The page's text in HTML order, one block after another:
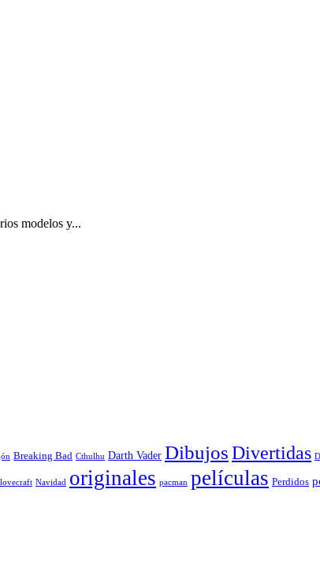
modelos y...
Breaking Bad Cthulhu Darth Vader DibujosDivertidas
lovecraft Navidad originales pacman películas Perdidos